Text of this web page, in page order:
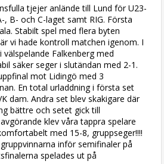
tjejer anlände till Lund för U23-
, B- och C-laget samt RIG. Första
Stabilt spel med flera byten
vi hade kontroll matchen igenom. I
Falkenberg med
säker seger i slutändan med 2-1.
mot Lidingö med 3
En total urladdning i första set
dam. Andra set blev skakigare där
bättre och setet gick till
klev våra tappra spelare
med 15-8, gruppseger!!!!
inför semifinaler på
spelades ut på